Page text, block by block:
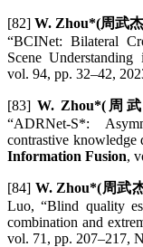
[82] W. Zhou*(周武
“BCINet: Bilateral
Scene
vol. 94, pp. 32–42,
[83] W. Zhou*(周
“ADRNet-S*:
contrastive
Information Fusion,
[84] W. Zhou*(周武
Luo, “Blind quality
combination and
vol. 71, pp. 207–217,